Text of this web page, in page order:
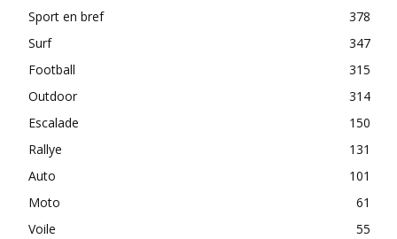
Sport en bref
378
Surf
347
Football
315
Outdoor
314
Escalade
150
Rallye
131
Auto
101
Moto
61
Voile
55